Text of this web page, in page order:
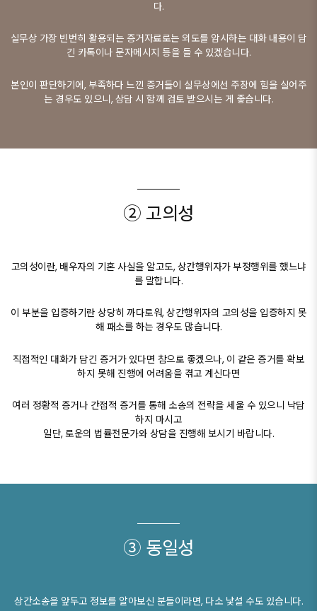
다.
실무상 가장 빈번히 활용되는 증거자료로는 외도를 암시하는 대화 내용이 담
긴 카톡이나 문자메시지 등을 들 수 있겠습니다.
본인이 판단하기에, 부족하다 느낀 증거들이 실무상에선 주장에 힘을 실어주
는 경우도 있으니, 상담 시 함께 검토 받으시는 게 좋습니다.
② 고의성
고의성이란, 배우자의 기혼 사실을 알고도, 상간행위자가 부정행위를 했느냐
를 말합니다.
이 부분을 입증하기란 상당히 까다로워, 상간행위자의 고의성을 입증하지 못
해 패소를 하는 경우도 많습니다.
직접적인 대화가 담긴 증거가 있다면 참으로 좋겠으나, 이 같은 증거를 확보
하지 못해 진행에 어려움을 겪고 계신다면​
여러 정황적 증거나 간접적 증거를 통해 소송의 전략을 세울 수 있으니 낙담
하지 마시고
일단, 로운의 법률전문가와 상담을 진행해 보시기 바랍니다.
③ 동일성
상간소송을 앞두고 정보를 알아보신 분들이라면, 다소 낯설 수도 있습니다.